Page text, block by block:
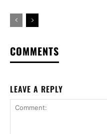
COMMENTS
LEAVE A REPLY